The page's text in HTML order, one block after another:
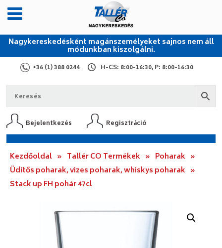
Nagykereskedésként magánszemélyeket sajnos nem áll
módunkban kiszolgálni.
+36 (1) 388 0244 H-CS: 8:00-16:30, P: 8:00-16:30
Bejelentkezés Regisztráció
Kezdőoldal » Tallér CO Termékek » Poharak »
Üdítős poharak, vizes poharak, whiskys poharak »
Stack up FH pohár 47cl